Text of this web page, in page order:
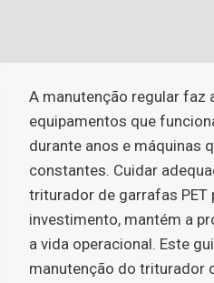
A manutenção regular faz
equipamentos que
durante anos e máquinas
constantes. Cuidar
triturador de garrafas PET
investimento, mantém a
a vida operacional. Este
manutenção do triturador